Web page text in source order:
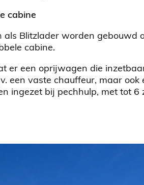
cabine
als Blitzlader worden gebouwd
cabine.
er een oprijwagen die
een vaste chauffeur, maar ook
ingezet bij pechhulp, met tot 6